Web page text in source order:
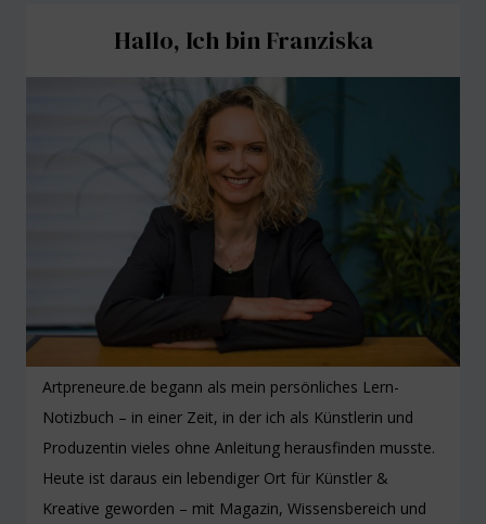
Hallo, Ich bin Franziska
Artpreneure.de begann als mein persönliches Lern-
Notizbuch – in einer Zeit, in der ich als Künstlerin und
Produzentin vieles ohne Anleitung herausfinden musste.
Heute ist daraus ein lebendiger Ort für Künstler &
Kreative geworden – mit Magazin, Wissensbereich und